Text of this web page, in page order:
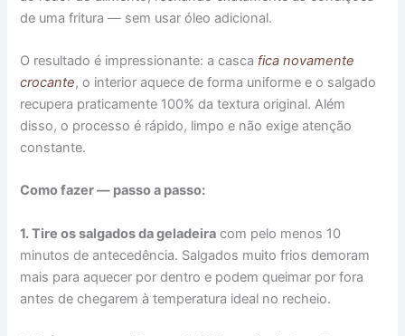
de uma fritura — sem usar óleo adicional.
O resultado é impressionante: a casca fica novamente
crocante, o interior aquece de forma uniforme e o salgado
recupera praticamente 100% da textura original. Além
disso, o processo é rápido, limpo e não exige atenção
constante.
Como fazer — passo a passo:
1. Tire os salgados da geladeira com pelo menos 10
minutos de antecedência. Salgados muito frios demoram
mais para aquecer por dentro e podem queimar por fora
antes de chegarem à temperatura ideal no recheio.